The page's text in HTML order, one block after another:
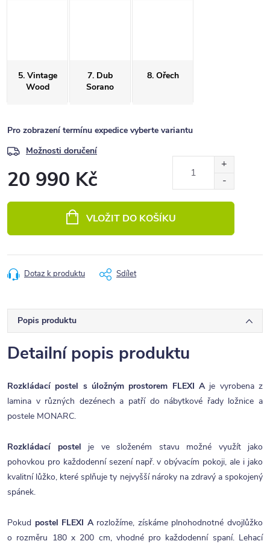
5. Vintage
Wood
7. Dub
Sorano
8. Ořech
Pro zobrazení termínu expedice vyberte variantu
Možnosti doručení
20 990 Kč
VLOŽIT DO KOŠÍKU
Dotaz k produktu Sdílet
Popis produktu
Detailní popis produktu
Rozkládací postel s úložným prostorem FLEXI Aje vyrobena z
lamina v různých dezénech a patří do nábytkové řady ložnice a
postele MONARC.
Rozkládací postel je ve složeném stavu možné využít jako
pohovkou pro každodenní sezení např. v obývacím pokoji, ale i jako
kvalitní lůžko, které splňuje ty nejvyšší nároky na zdravý a spokojený
spánek.
Pokud postel FLEXI Arozložíme, získáme plnohodnotné dvojlůžko
o rozměru 180 x 200 cm, vhodné pro každodenní spaní. Lehací